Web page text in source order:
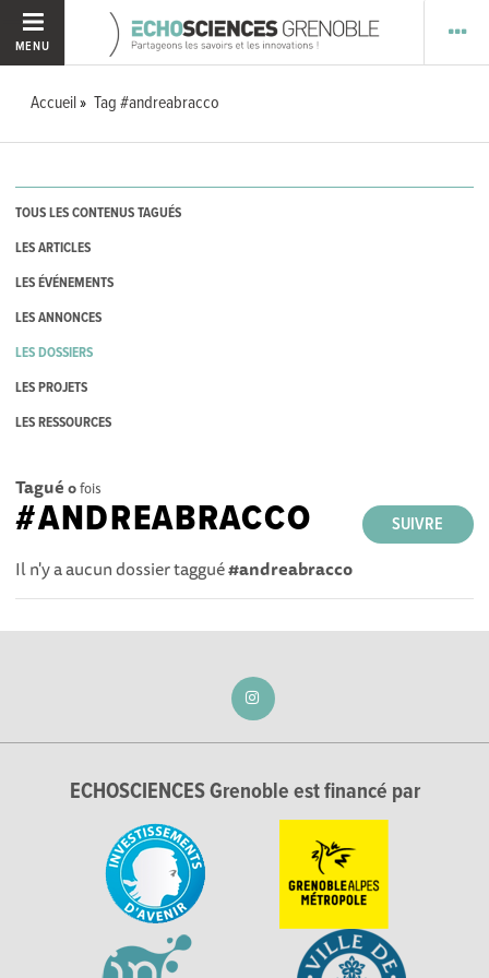
MENU
Accueil Tag #andreabracco
TOUS LES CONTENUS TAGUÉS
LES ARTICLES
LES ÉVÉNEMENTS
LES ANNONCES
LES DOSSIERS
LES PROJETS
LES RESSOURCES
Tagué 0fois
SUIVRE
#ANDREABRACCO
Il n'y a aucun dossier taggué#andreabracco
ECHOSCIENCES Grenoble est financé par